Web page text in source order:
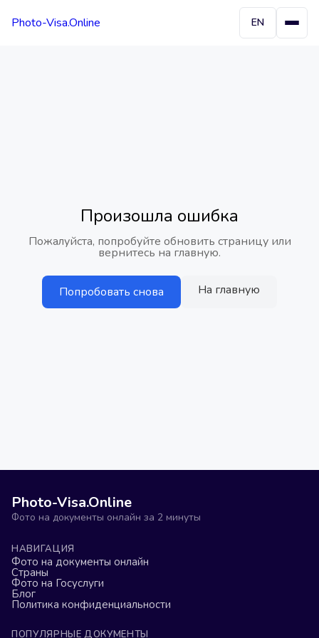
Photo-Visa.Online EN
Произошла ошибка
Пожалуйста, попробуйте обновить страницу или
вернитесь на главную.
Попробовать снова На главную
Photo-Visa.Online
Фото на документы онлайн за 2 минуты
НАВИГАЦИЯ
Фото на документы онлайн
Страны
Фото на Госуслуги
Блог
Политика конфиденциальности
ПОПУЛЯРНЫЕ ДОКУМЕНТЫ